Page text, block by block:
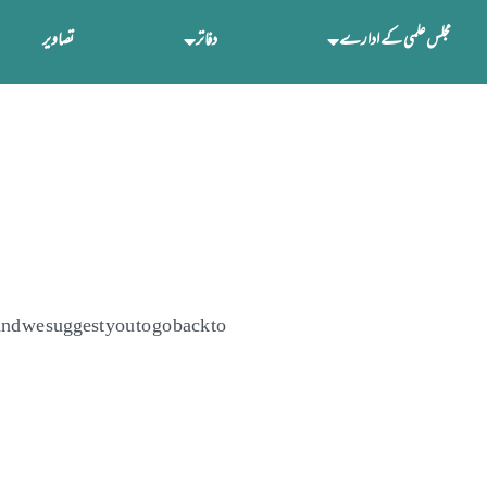
مجلس علمی کے ادارے دفاتر تصاویر
we suggest you to go back to